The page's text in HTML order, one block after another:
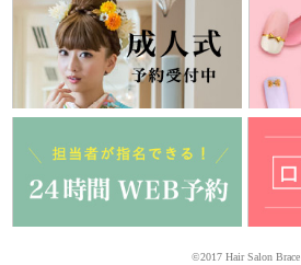
©2017 Hair Salon Brace